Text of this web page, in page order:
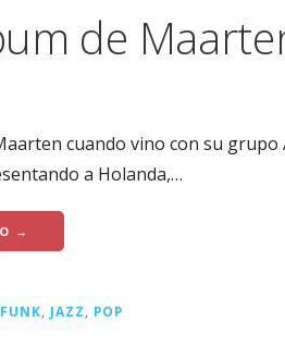
de
cuando vino con su
a Holanda,…
→
FUNK JAZZ POP